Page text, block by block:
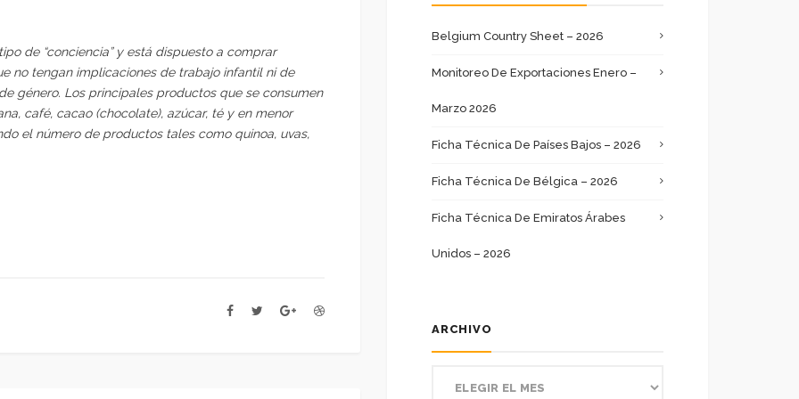
de “conciencia” y está dispuesto a comprar
no tengan implicaciones de trabajo infantil ni de
género. Los principales productos que se consumen
café, cacao (chocolate), azúcar, té y en menor
el número de productos tales como quinoa, uvas,
Belgium Country Sheet – 2026
Monitoreo De Exportaciones Enero –
Marzo 2026
Ficha Técnica De Países Bajos – 2026
Ficha Técnica De Bélgica – 2026
Ficha Técnica De Emiratos Árabes
Unidos – 2026
ARCHIVO